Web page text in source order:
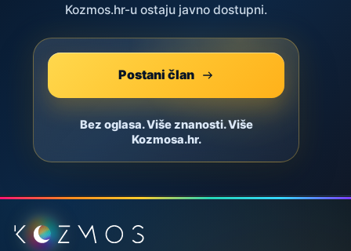
Kozmos.hr-u ostaju javno dostupni.
Postani član
Bez oglasa. Više znanosti. Više
Kozmosa.hr.
Podnožje stranice